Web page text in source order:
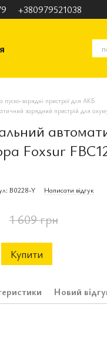
+380979521038
пуско-зарядні пристрої для АКБ
зарядний пристрій для
Foxsur
B0228-Y Написати відгук
1 609 грн
Купити
Новий